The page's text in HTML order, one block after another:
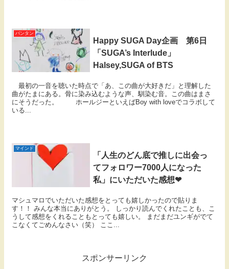
バンタン
Happy SUGA Day企画 第6日
「SUGA’s Interlude」
Halsey,SUGA of BTS
最初の一音を聴いた時点で「あ、この曲が大好きだ」と理解した
曲がたまにある。骨に染み込むような声、馴染む音。この曲はまさ
にそうだった。 ホールジーといえばBoy with loveでコラボして
いる...
マインド
「人生のどん底で推しに出会っ
てフォロワー7000人になった
私」にいただいた感想❤
マシュマロでいただいた感想をとっても嬉しかったので貼りま
す！！ みんな本当にありがとう。 しっかり読んでくれたことも、こ
うして感想をくれることもとっても嬉しい。 まだまだユンギがでて
こなくてごめんなさい（笑） ここ...
スポンサーリンク